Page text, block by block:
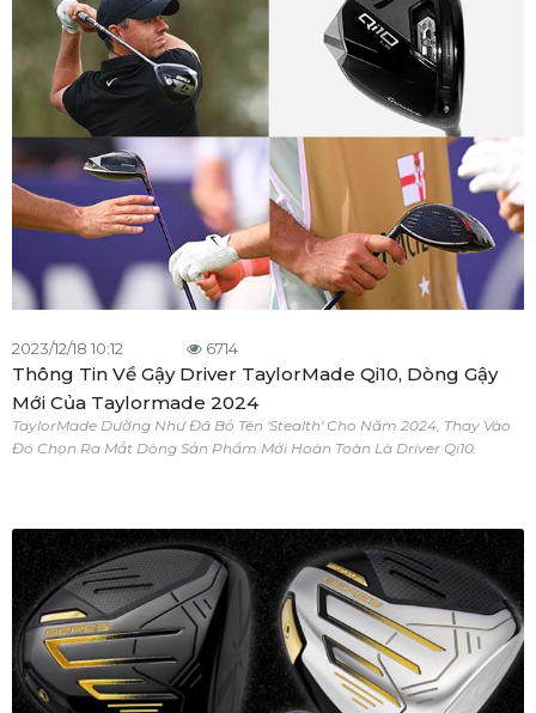
2023/12/18 10:12 6714
Thông Tin Về Gậy Driver TaylorMade Qi10, Dòng Gậy
Mới Của Taylormade 2024
TaylorMade Dường Như Đã Bỏ Tên 'Stealth' Cho Năm 2024, Thay Vào
Đó Chọn Ra Mắt Dòng Sản Phẩm Mới Hoàn Toàn Là Driver Qi10.